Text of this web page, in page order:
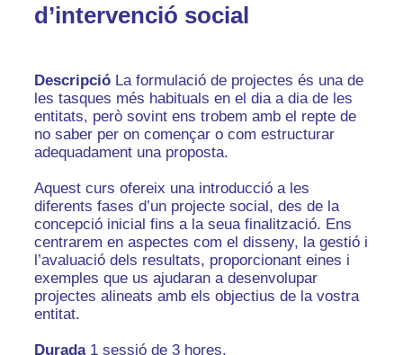
d’intervenció social
Descripció La formulació de projectes és una de
les tasques més habituals en el dia a dia de les
entitats, però sovint ens trobem amb el repte de
no saber per on començar o com estructurar
adequadament una proposta.
Aquest curs ofereix una introducció a les
diferents fases d’un projecte social, des de la
concepció inicial fins a la seua finalització. Ens
centrarem en aspectes com el disseny, la gestió i
l’avaluació dels resultats, proporcionant eines i
exemples que us ajudaran a desenvolupar
projectes alineats amb els objectius de la vostra
entitat.
Durada1 sessió de 3 hores.